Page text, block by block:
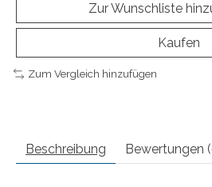
Zur Wunschliste
Kaufen
Zum Vergleich hinzufügen
Beschreibung Bewertungen